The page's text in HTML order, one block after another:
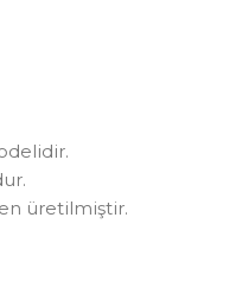
üretilmiştir.